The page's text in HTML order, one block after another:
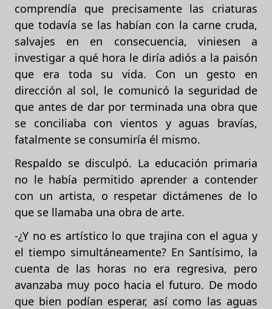
comprendía que precisamente las criaturas
que todavía se las habían con la carne cruda,
salvajes en en consecuencia, viniesen a
investigar a qué hora le diría adiós a la paisón
que era toda su vida. Con un gesto en
dirección al sol, le comunicó la seguridad de
que antes de dar por terminada una obra que
se conciliaba con vientos y aguas bravías,
fatalmente se consumiría él mismo.
Respaldo se disculpó. La educación primaria
no le había permitido aprender a contender
con un artista, o respetar dictámenes de lo
que se llamaba una obra de arte.
-¿Y no es artístico lo que trajina con el agua y
el tiempo simultáneamente? En Santísimo, la
cuenta de las horas no era regresiva, pero
avanzaba muy poco hacia el futuro. De modo
que bien podían esperar, así como las aguas